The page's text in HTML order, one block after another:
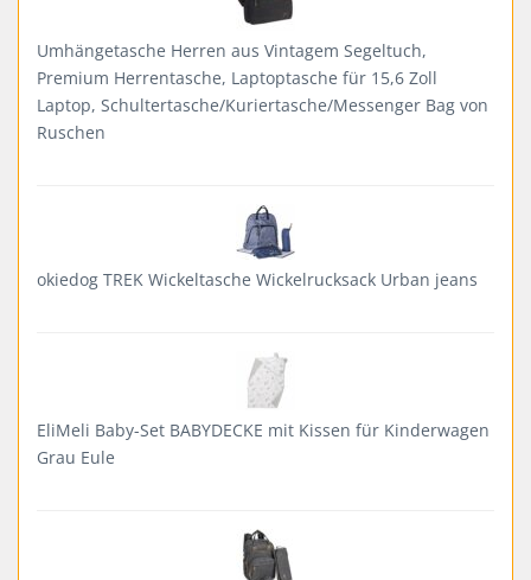
Umhängetasche Herren aus Vintagem Segeltuch,
Premium Herrentasche, Laptoptasche für 15,6 Zoll
Laptop, Schultertasche/Kuriertasche/Messenger Bag von
Ruschen
okiedog TREK Wickeltasche Wickelrucksack Urban jeans
EliMeli Baby-Set BABYDECKE mit Kissen für Kinderwagen
Grau Eule